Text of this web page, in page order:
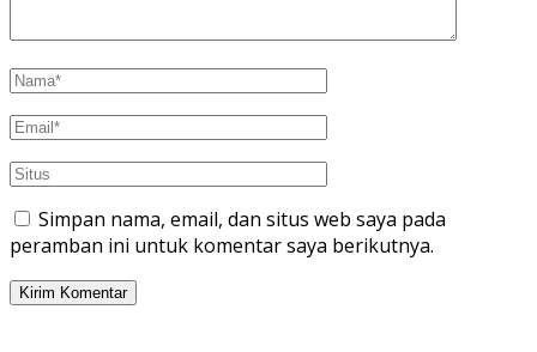
Simpan nama, email, dan situs web saya pada
peramban ini untuk komentar saya berikutnya.